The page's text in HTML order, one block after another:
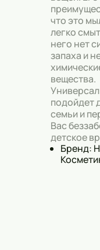
что это
легко
него нет
запаха и
вещества.
подойдет
семьи и
Вас
детское
Бренд: